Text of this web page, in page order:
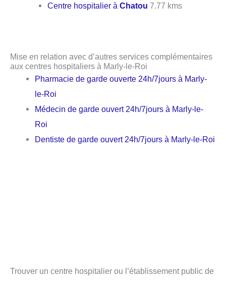
Centre hospitalier àChatou 7.77 kms
Mise en relation avec d’autres services complémentaires
aux centres hospitaliers à Marly-le-Roi
Pharmacie de garde ouverte 24h/7jours à Marly-
le-Roi
Médecin de garde ouvert 24h/7jours à Marly-le-
Roi
Dentiste de garde ouvert 24h/7jours à Marly-le-Roi
Trouver un centre hospitalier ou l’établissement public de